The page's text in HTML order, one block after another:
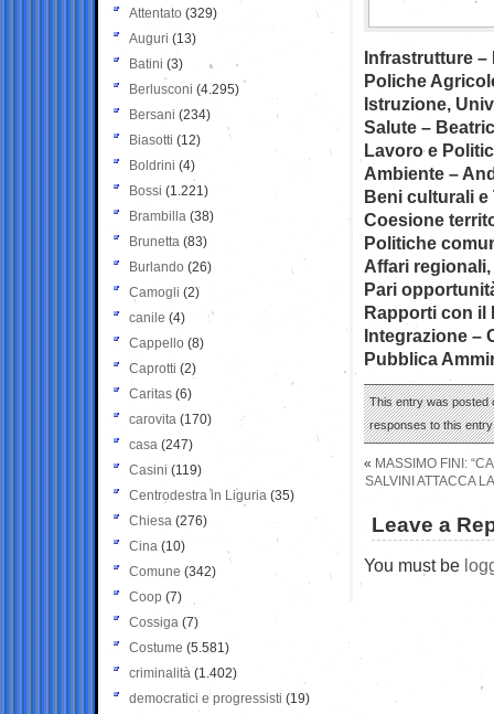
Infrastrutture –
Poliche
Istruzione,
Salute –
Lavoro e
Ambiente –
Beni culturali e
Coesione
Politiche
Affari
Pari
Rapporti con il
Integrazione –
Pubblica
This entry was posted
responses to this
« MASSIMO FINI:
SALVINI ATTACCA
Leave a
You must be
Attentato (329)
Auguri (13)
Batini (3)
Berlusconi (4.295)
Bersani (234)
Biasotti (12)
Boldrini (4)
Bossi (1.221)
Brambilla (38)
Brunetta (83)
Burlando (26)
Camogli (2)
canile (4)
Cappello (8)
Caprotti (2)
Caritas (6)
carovita (170)
casa (247)
Casini (119)
Centrodestra in Liguria (35)
Chiesa (276)
Cina (10)
Comune (342)
Coop (7)
Cossiga (7)
Costume (5.581)
criminalità (1.402)
democratici e progressisti (19)